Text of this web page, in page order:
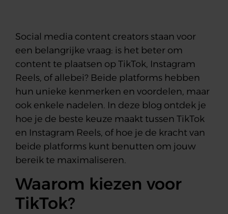
Social media content creators staan voor
een belangrijke vraag: is het beter om
content te plaatsen op TikTok, Instagram
Reels, of allebei? Beide platforms hebben
hun unieke kenmerken en voordelen, maar
ook enkele nadelen. In deze blog ontdek je
hoe je de beste keuze maakt tussen TikTok
en Instagram Reels, of hoe je de kracht van
beide platforms kunt benutten om jouw
bereik te maximaliseren.
Waarom kiezen voor
TikTok?